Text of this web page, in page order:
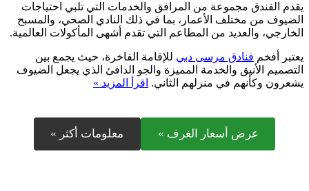
يقدم الفندق مجموعة من المرافق والخدمات التي تلبي احتياجات
الضيوف من مختلف الأعمار، بما في ذلك النادي الصحي، والمسبح
الخارجي، والعديد من المطاعم التي تقدم أشهى المأكولات العالمية.
يعتبر أفخم فنادق مرسى دبي للإقامة الفاخرة، حيث يجمع بين
التصميم الأنيق والخدمة المميزة والجو الدافئ الذي يجعل الضيوف
يشعرون وكأنهم في منزلهم الثاني. اقرأ المزيد »
عرض أسعار الغرف » معلومات أكثر »